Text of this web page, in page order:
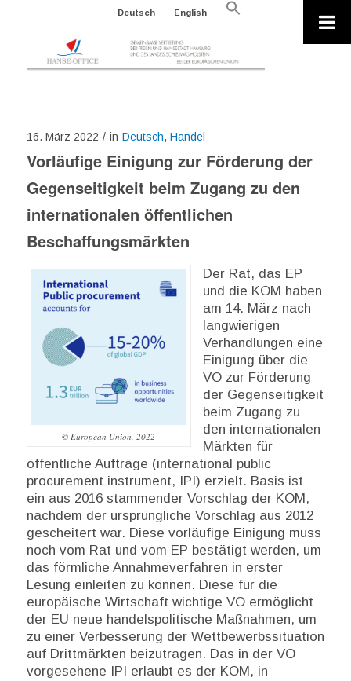
Deutsch English
Search
16. März 2022 / in Deutsch, Handel
Vorläufige Einigung zur Förderung der
Gegenseitigkeit beim Zugang zu den
internationalen öffentlichen
Beschaffungsmärkten
© European Union, 2022
Der Rat, das EP
und die KOM haben
am 14. März nach
langwierigen
Verhandlungen eine
Einigung über die
VO zur Förderung
der Gegenseitigkeit
beim Zugang zu
den internationalen
Märkten für
öffentliche Aufträge (international public
procurement instrument, IPI) erzielt. Basis ist
ein aus 2016 stammender Vorschlag der KOM,
nachdem der ursprüngliche Vorschlag aus 2012
gescheitert war. Diese vorläufige Einigung muss
noch vom Rat und vom EP bestätigt werden, um
das förmliche Annahmeverfahren in erster
Lesung einleiten zu können. Diese für die
europäische Wirtschaft wichtige VO ermöglicht
der EU neue handelspolitische Maßnahmen, um
zu einer Verbesserung der Wettbewerbssituation
auf Drittmärkten beizutragen. Das in der VO
vorgesehene IPI erlaubt es der KOM, in